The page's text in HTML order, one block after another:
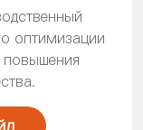
оптимизации